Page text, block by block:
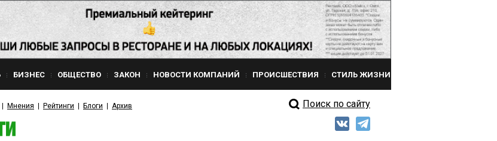
БИЗНЕС ОБЩЕСТВО ЗАКОН НОВОСТИ КОМПАНИЙ ПРОИСШЕСТВИЯ СТИЛЬ ЖИЗНИ
Мнения Рейтинги Блоги Архив Поиск по сайту